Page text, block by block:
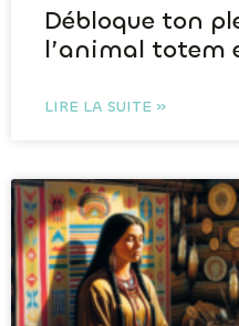
Débloque ton
l’animal totem
LIRE LA SUITE »